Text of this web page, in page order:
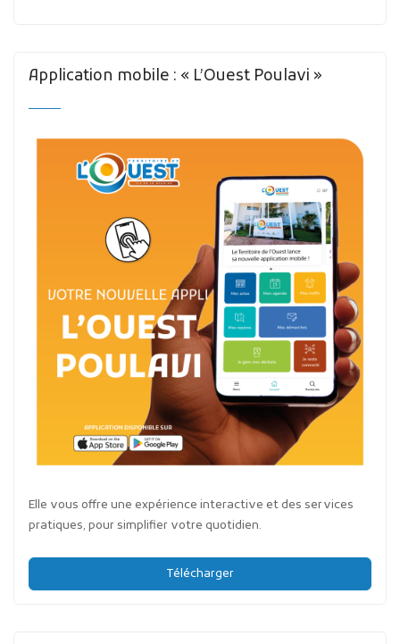
Application mobile : « L’Ouest Poulavi »
Elle vous offre une expérience interactive et des services
pratiques, pour simplifier votre quotidien.
Télécharger